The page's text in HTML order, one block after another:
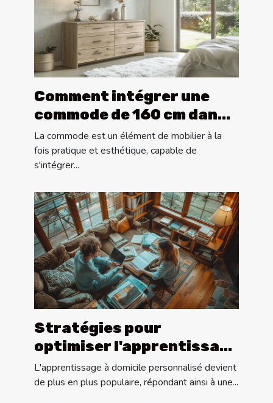
Comment intégrer une
commode de 160 cm dans
différents styles de
décoration
La commode est un élément de mobilier à la
fois pratique et esthétique, capable de
s'intégrer...
Stratégies pour
optimiser l'apprentissage
lors des cours
particuliers à domicile
L'apprentissage à domicile personnalisé devient
de plus en plus populaire, répondant ainsi à une...